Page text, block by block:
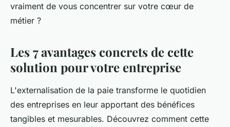
vraiment de vous concentrer sur votre cœur de
métier ?
Les 7 avantages concrets de cette
solution pour votre entreprise
L'externalisation de la paie transforme le quotidien
des entreprises en leur apportant des bénéfices
tangibles et mesurables. Découvrez comment cette